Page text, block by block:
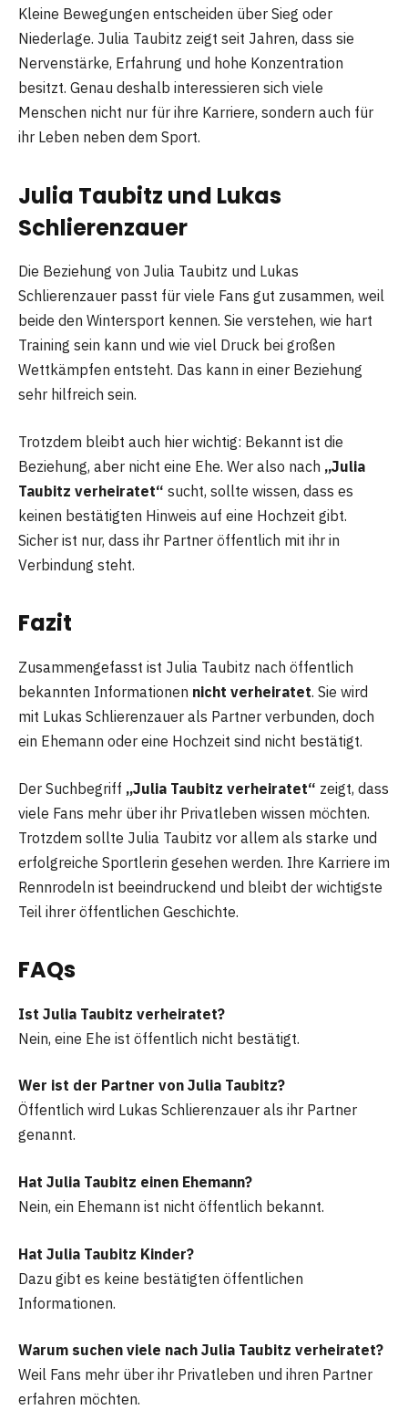
Kleine Bewegungen entscheiden über Sieg oder
Niederlage. Julia Taubitz zeigt seit Jahren, dass sie
Nervenstärke, Erfahrung und hohe Konzentration
besitzt. Genau deshalb interessieren sich viele
Menschen nicht nur für ihre Karriere, sondern auch für
ihr Leben neben dem Sport.
Julia Taubitz und Lukas
Schlierenzauer
Die Beziehung von Julia Taubitz und Lukas
Schlierenzauer passt für viele Fans gut zusammen, weil
beide den Wintersport kennen. Sie verstehen, wie hart
Training sein kann und wie viel Druck bei großen
Wettkämpfen entsteht. Das kann in einer Beziehung
sehr hilfreich sein.
Trotzdem bleibt auch hier wichtig: Bekannt ist die
Beziehung, aber nicht eine Ehe. Wer also nach „Julia
Taubitz verheiratet“ sucht, sollte wissen, dass es
keinen bestätigten Hinweis auf eine Hochzeit gibt.
Sicher ist nur, dass ihr Partner öffentlich mit ihr in
Verbindung steht.
Fazit
Zusammengefasst ist Julia Taubitz nach öffentlich
bekannten Informationen nicht verheiratet. Sie wird
mit Lukas Schlierenzauer als Partner verbunden, doch
ein Ehemann oder eine Hochzeit sind nicht bestätigt.
Der Suchbegriff „Julia Taubitz verheiratet“ zeigt, dass
viele Fans mehr über ihr Privatleben wissen möchten.
Trotzdem sollte Julia Taubitz vor allem als starke und
erfolgreiche Sportlerin gesehen werden. Ihre Karriere im
Rennrodeln ist beeindruckend und bleibt der wichtigste
Teil ihrer öffentlichen Geschichte.
FAQs
Ist Julia Taubitz verheiratet?
Nein, eine Ehe ist öffentlich nicht bestätigt.
Wer ist der Partner von Julia Taubitz?
Öffentlich wird Lukas Schlierenzauer als ihr Partner
genannt.
Hat Julia Taubitz einen Ehemann?
Nein, ein Ehemann ist nicht öffentlich bekannt.
Hat Julia Taubitz Kinder?
Dazu gibt es keine bestätigten öffentlichen
Informationen.
Warum suchen viele nach Julia Taubitz verheiratet?
Weil Fans mehr über ihr Privatleben und ihren Partner
erfahren möchten.